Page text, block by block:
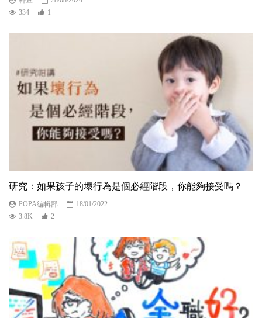
334
1
研究：如果孩子的壞行為是個必經階段，你能夠接受嗎？
POPA編輯部
18/01/2022
3.8K
2